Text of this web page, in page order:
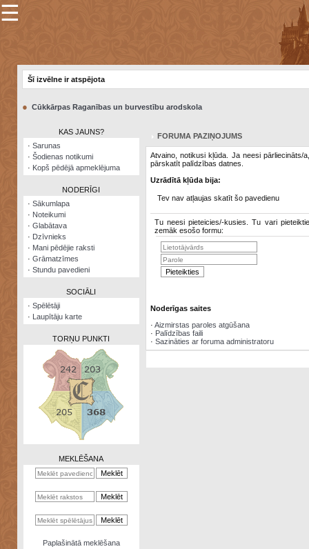
×
Šodienas
notikumi
Visatcera
almanahs
Arhīvs
Zināšanu
kalkulators
Nomētātās
☰
Šī izvēlne ir atspējota
● Cūkkārpas Raganības un burvestību arodskola
KAS JAUNS?
· Sarunas
· Šodienas notikumi
· Kopš pēdējā apmeklējuma
NODERĪGI
· Sākumlapa
· Noteikumi
· Glabātava
· Dzīvnieks
· Mani pēdējie raksti
· Grāmatzīmes
· Stundu pavedieni
SOCIĀLI
· Spēlētāji
· Laupītāju karte
TORŅU PUNKTI
MEKLĒŠANA
Paplašinātā meklēšana
FORUMA PAZIŅOJUMS
Atvaino, notikusi kļūda. Ja neesi pārliecināts/
pārskatīt palīdzības datnes.
Uzrādītā kļūda bija:
Tev nav atļaujas skatīt šo pavedienu
Tu neesi pieteicies/-kusies. Tu vari
zemāk esošo formu:
Noderīgas saites
· Aizmirstas paroles atgūšana
· Palīdzības faili
· Sazināties ar foruma administratoru